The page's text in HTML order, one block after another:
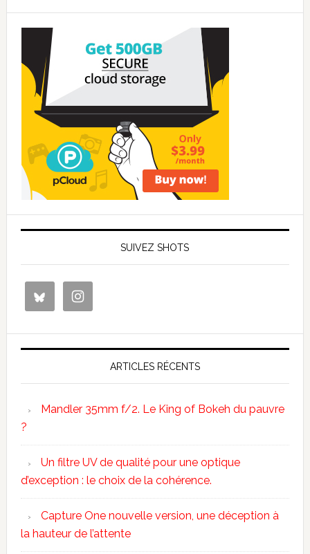
SUIVEZ SHOTS
ARTICLES RÉCENTS
Mandler 35mm f/2. Le King of Bokeh du pauvre
?
Un filtre UV de qualité pour une optique
d’exception : le choix de la cohérence.
Capture One nouvelle version, une déception à
la hauteur de l’attente